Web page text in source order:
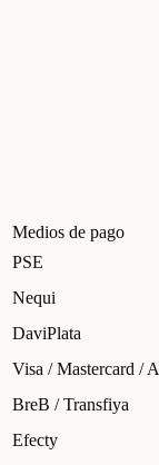
Medios de pago
PSE
Nequi
DaviPlata
Visa / Mastercard /
BreB / Transfiya
Efecty